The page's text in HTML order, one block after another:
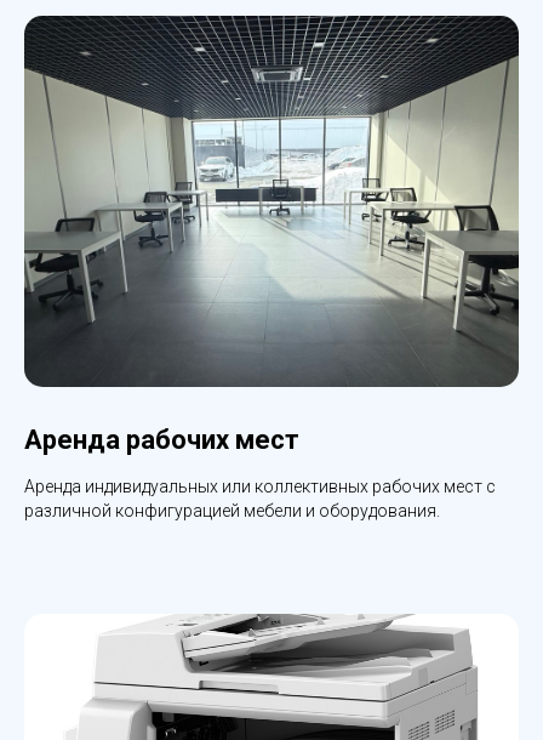
Аренда рабочих мест
Аренда индивидуальных или коллективных рабочих мест с
различной конфигурацией мебели и оборудования.